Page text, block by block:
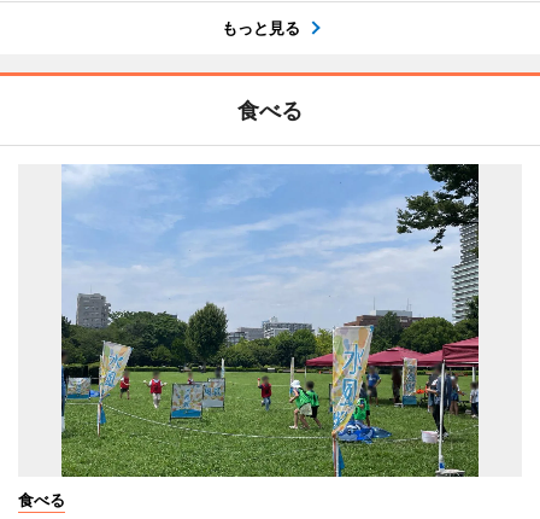
もっと見る
食べる
食べる